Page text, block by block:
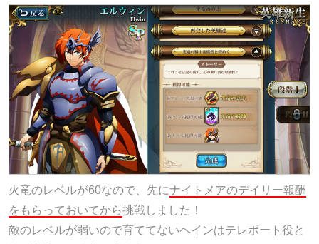
火竜のレベルが60なので、先にナイトメアのデイリー報酬
をもらっておいてから挑戦しました！
敵のレベルが弱いので育ててないヘインはテレポート役と